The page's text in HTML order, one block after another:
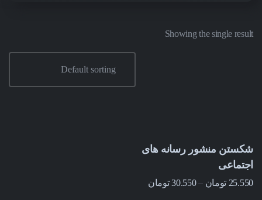
Showing the single result
شکستن منشور رسانه های
اجتماعی
25.550 تومان –
30.550 تومان